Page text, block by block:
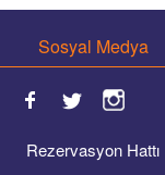
Sosyal Medya
Rezervasyon Hattı